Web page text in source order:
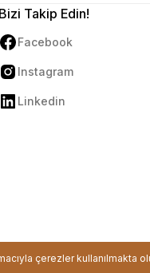
çerezler kullanılmakta
Bizi Takip Edin!
Facebook
Instagram
Linkedin